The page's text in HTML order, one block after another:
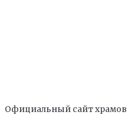
Официальный сайт храмов